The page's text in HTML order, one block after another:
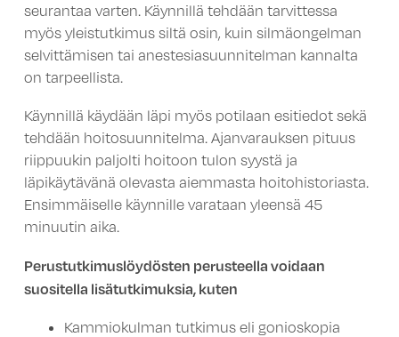
seurantaa varten. Käynnillä tehdään tarvittessa
myös yleistutkimus siltä osin, kuin silmäongelman
selvittämisen tai anestesiasuunnitelman kannalta
on tarpeellista.
Käynnillä käydään läpi myös potilaan esitiedot sekä
tehdään hoitosuunnitelma. Ajanvarauksen pituus
riippuukin paljolti hoitoon tulon syystä ja
läpikäytävänä olevasta aiemmasta hoitohistoriasta.
Ensimmäiselle käynnille varataan yleensä 45
minuutin aika.
Perustutkimuslöydösten perusteella voidaan
suositella lisätutkimuksia, kuten
Kammiokulman tutkimus eli gonioskopia